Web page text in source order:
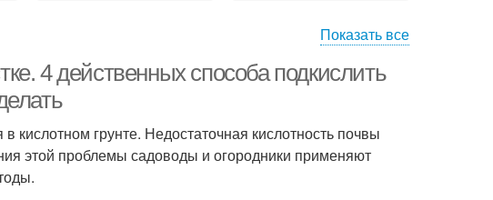
Показать все
4 действенных способа подкислить
кислотном грунте. Недостаточная кислотность почвы
этой проблемы садоводы и огородники применяют